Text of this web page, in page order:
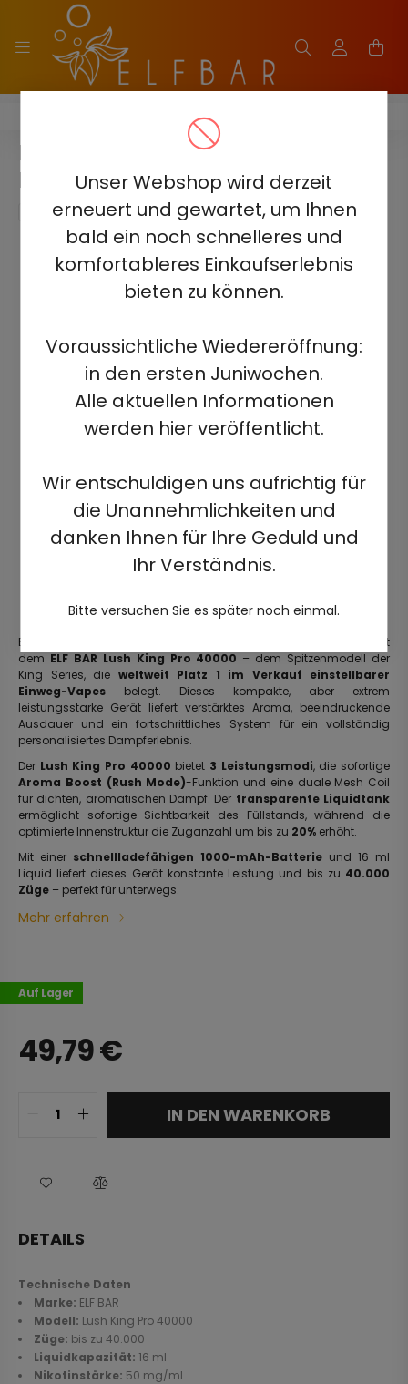
Unser Webshop wird derzeit
erneuert und gewartet, um Ihnen
bald ein noch schnelleres und
komfortableres Einkaufserlebnis
bieten zu können.
Voraussichtliche Wiedereröffnung:
in den ersten Juniwochen.
Alle aktuellen Informationen
werden hier veröffentlicht.
Wir entschuldigen uns aufrichtig für
die Unannehmlichkeiten und
danken Ihnen für Ihre Geduld und
Ihr Verständnis.
Bitte versuchen Sie es später noch einmal.
ELF BAR LUSH KING KING PRO 40000
ELF BAR LUSH KING PRO 40000 -
BLUE RAZZ ICE 5%
Erleben Sie intensiven Geschmack und maximale Leistung mit
dem ELF BAR Lush King Pro 40000 – dem Spitzenmodell der
King Series, die weltweit Platz 1 im Verkauf einstellbarer
Einweg-Vapes belegt. Dieses kompakte, aber extrem
leistungsstarke Gerät liefert verstärktes Aroma, beeindruckende
Ausdauer und ein fortschrittliches System für ein vollständig
personalisiertes Dampferlebnis.
Der Lush King Pro 40000 bietet 3 Leistungsmodi, die sofortige
Aroma Boost (Rush Mode)-Funktion und eine duale Mesh Coil
für dichten, aromatischen Dampf. Der transparente Liquidtank
ermöglicht sofortige Sichtbarkeit des Füllstands, während die
optimierte Innenstruktur die Zuganzahl um bis zu 20% erhöht.
Mit einer schnellladefähigen 1000-mAh-Batterie und 16 ml
Liquid liefert dieses Gerät konstante Leistung und bis zu 40.000
Züge – perfekt für unterwegs.
Mehr erfahren
Auf Lager
49,79€
IN DEN WARENKORB
DETAILS
Technische Daten
Marke: ELF BAR
Modell: Lush King Pro 40000
Züge: bis zu 40.000
Liquidkapazität: 16 ml
Nikotinstärke: 50 mg/ml